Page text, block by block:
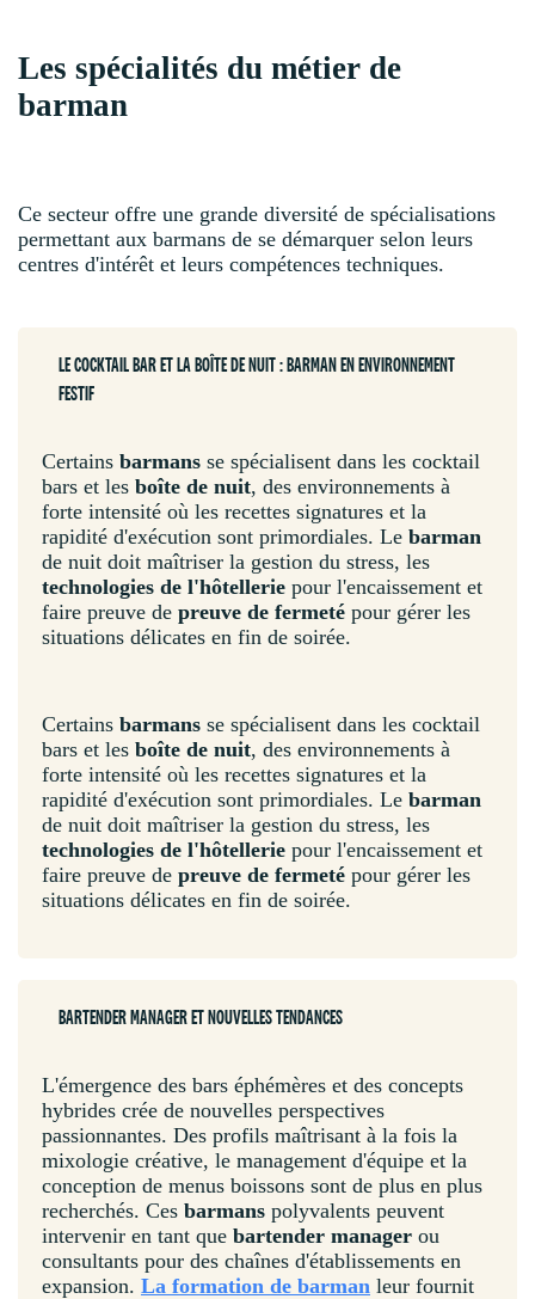
Les spécialités du métier de
barman
Ce secteur offre une grande diversité de spécialisations
permettant aux barmans de se démarquer selon leurs
centres d'intérêt et leurs compétences techniques.
LE COCKTAIL BAR ET LA BOÎTE DE NUIT : BARMAN EN ENVIRONNEMENT
FESTIF
Certains barmans se spécialisent dans les cocktail
bars et les boîte de nuit, des environnements à
forte intensité où les recettes signatures et la
rapidité d'exécution sont primordiales. Le barman
de nuit doit maîtriser la gestion du stress, les
technologies de l'hôtellerie pour l'encaissement et
faire preuve de preuve de fermeté pour gérer les
situations délicates en fin de soirée.
Certains barmans se spécialisent dans les cocktail
bars et les boîte de nuit, des environnements à
forte intensité où les recettes signatures et la
rapidité d'exécution sont primordiales. Le barman
de nuit doit maîtriser la gestion du stress, les
technologies de l'hôtellerie pour l'encaissement et
faire preuve de preuve de fermeté pour gérer les
situations délicates en fin de soirée.
BARTENDER MANAGER ET NOUVELLES TENDANCES
L'émergence des bars éphémères et des concepts
hybrides crée de nouvelles perspectives
passionnantes. Des profils maîtrisant à la fois la
mixologie créative, le management d'équipe et la
conception de menus boissons sont de plus en plus
recherchés. Ces barmans polyvalents peuvent
intervenir en tant que bartender manager ou
consultants pour des chaînes d'établissements en
expansion. La formation de barman leur fournit